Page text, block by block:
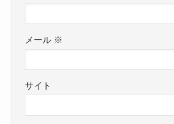
メール ※
サイト